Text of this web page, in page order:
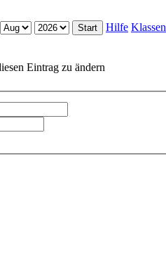
Hilfe Klassen
Eintrag zu ändern